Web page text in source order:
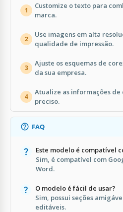
1
Customize o texto para
marca.
2
Use imagens em alta
qualidade de impressão.
3
Ajuste os esquemas de
da sua empresa.
4
Atualize as informações
preciso.
FAQ
Este modelo é compatível
Sim, é compatível com
Word.
O modelo é fácil de usar?
Sim, possui seções
editáveis.